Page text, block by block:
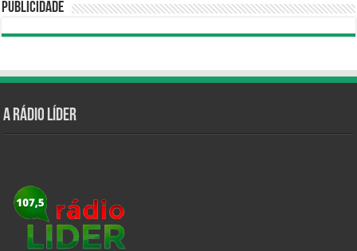
Publicidade
A Rádio Líder